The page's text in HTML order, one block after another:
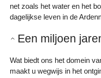
net zoals het water en het
dagelijkse leven in de
Een miljoen
Wat biedt ons het domein
maakt u wegwijs in het